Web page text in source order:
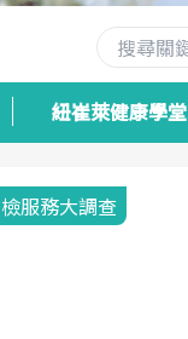
紐崔萊健康學堂
服務大調查